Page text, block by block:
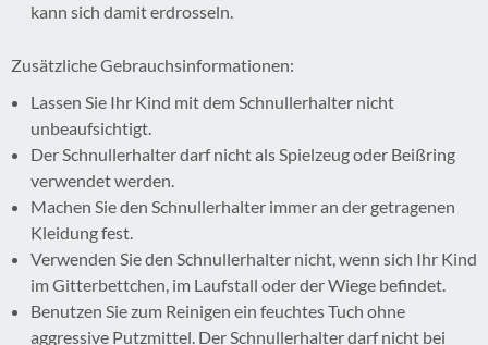
kann sich damit erdrosseln.
Zusätzliche Gebrauchsinformationen:
Lassen Sie Ihr Kind mit dem Schnullerhalter nicht
unbeaufsichtigt.
Der Schnullerhalter darf nicht als Spielzeug oder Beißring
verwendet werden.
Machen Sie den Schnullerhalter immer an der getragenen
Kleidung fest.
Verwenden Sie den Schnullerhalter nicht, wenn sich Ihr Kind
im Gitterbettchen, im Laufstall oder der Wiege befindet.
Benutzen Sie zum Reinigen ein feuchtes Tuch ohne
aggressive Putzmittel. Der Schnullerhalter darf nicht bei